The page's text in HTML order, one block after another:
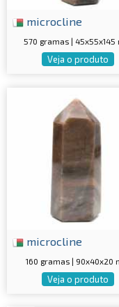
microcline
570 gramas | 45x55x145
Veja o produto
microcline
160 gramas | 90x40x20
Veja o produto